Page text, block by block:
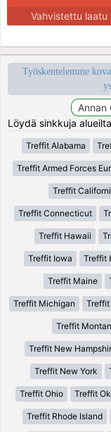
Vahvistettu laatu
Työskentelemme
Löydä sinkkuja
Treffit Alabama
Treffit Armed Forces
Treffit
Treffit Connecticut
Treffit Hawaii
Treffit Iowa Treffit
Treffit Maine
Treffit Michigan
Treffit
Treffit New
Treffit New York
Treffit Ohio Treffit
Treffit Rhode Island